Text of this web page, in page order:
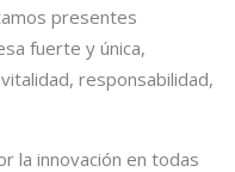
presentes
fuerte y única,
responsabilidad,
la innovación en todas